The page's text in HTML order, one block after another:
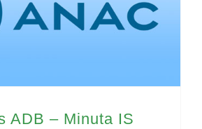
ADB – Minuta IS